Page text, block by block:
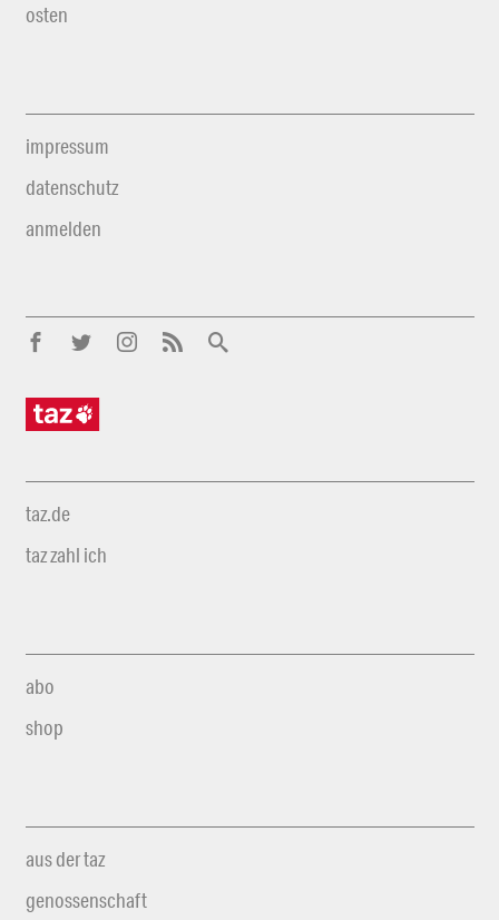
osten
impressum
datenschutz
anmelden
taz.de
taz zahl ich
abo
shop
aus der taz
genossenschaft